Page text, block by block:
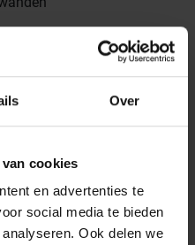
Over
cookies
en advertenties te
social media te bieden
Ook delen we
en klinieken